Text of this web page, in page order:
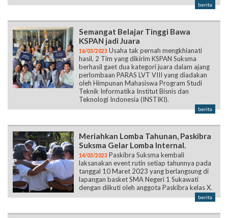
berita
Semangat Belajar Tinggi Bawa
KSPAN jadi Juara
16/03/2023 Usaha tak pernah mengkhianati
hasil, 2 Tim yang dikirim KSPAN Suksma
berhasil gaet dua kategori juara dalam ajang
perlombaan PARAS LVT VIII yang diadakan
oleh Himpunan Mahasiswa Program Studi
Teknik Informatika Institut Bisnis dan
Teknologi Indonesia (INSTIKI).
berita
Meriahkan Lomba Tahunan, Paskibra
Suksma Gelar Lomba Internal.
14/03/2023 Paskibra Suksma kembali
laksanakan event rutin setiap tahunnya pada
tanggal 10 Maret 2023 yang berlangsung di
lapangan basket SMA Negeri 1 Sukawati
dengan diikuti oleh anggota Paskibra kelas X.
berita